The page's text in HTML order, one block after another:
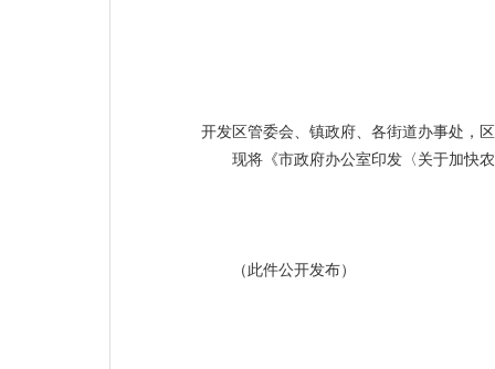
开发区管委会、镇政府、各街道办事处，
现将《市政府办公室印发〈关于加快
（此件公开发布）